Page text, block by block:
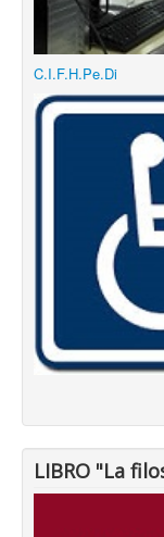
C.I.F.H.Pe.Di
LIBRO "La